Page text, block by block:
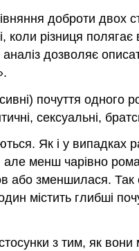
доброти двох
коли різниця
дозволяє
почуття
сексуальні,
Як і у випадках
менш чарівно
або зменшилася.
містить глибші
з тим, як